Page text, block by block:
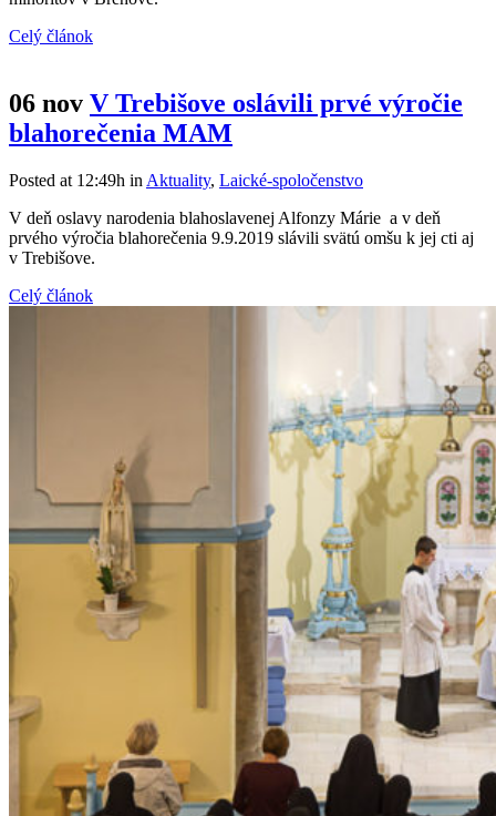
Celý článok
06 nov V Trebišove oslávili prvé výročie
blahorečenia MAM
Posted at 12:49h in Aktuality, Laické-spoločenstvo
V deň oslavy narodenia blahoslavenej Alfonzy Márie a v deň
prvého výročia blahorečenia 9.9.2019 slávili svätú omšu k jej cti aj
v Trebišove.
Celý článok